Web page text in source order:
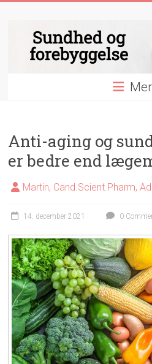
og
forebyggelse
videnskab
indenfor
sundhed
og
forebyggelse
Anti-aging og
er bedre end
Martin, Cand.Scient.Pharm,
14. december 2021 0